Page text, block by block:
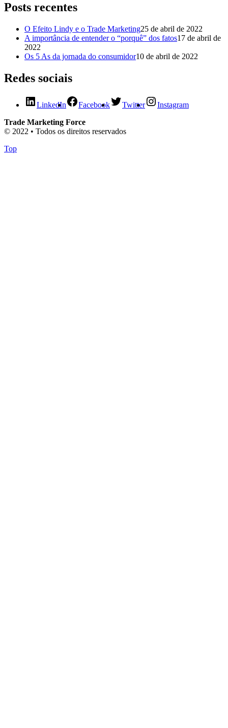
Posts recentes
O Efeito Lindy e o Trade Marketing25 de abril de 2022
A importância de entender o “porquê” dos fatos17 de abril de
2022
Os 5 As da jornada do consumidor10 de abril de 2022
Redes sociais
LinkedIn Facebook Twitter
Instagram
Trade Marketing Force
© 2022 • Todos os direitos reservados
Top